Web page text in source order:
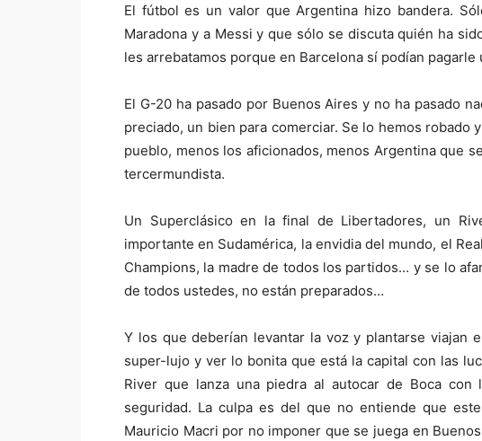
El fútbol es un valor que Argentina hizo bandera.
Maradona y a Messi y que sólo se discuta quién ha
les arrebatamos porque en Barcelona sí podían
El G-20 ha pasado por Buenos Aires y no ha pasado
preciado, un bien para comerciar. Se lo hemos
pueblo, menos los aficionados, menos Argentina que
tercermundista.
Un Superclásico en la final de Libertadores, un
importante en Sudamérica, la envidia del mundo, el
Champions, la madre de todos los partidos… y se lo
de todos ustedes, no están preparados…
Y los que deberían levantar la voz y plantarse viajan
super-lujo y ver lo bonita que está la capital con las
River que lanza una piedra al autocar de Boca con
seguridad. La culpa es del que no entiende que
Mauricio Macri por no imponer que se juega en